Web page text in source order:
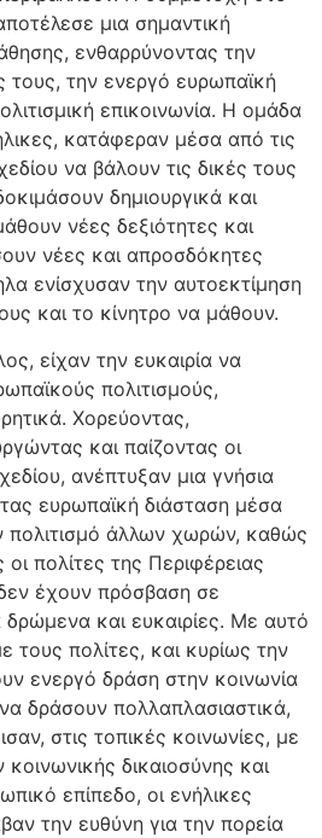
μια σημαντική
ενθαρρύνοντας την
τους, την ενεργό ευρωπαϊκή
επικοινωνία. Η ομάδα
κατάφεραν μέσα από τις
να βάλουν τις δικές τους
δημιουργικά και
νέες δεξιότητες και
νέες και απροσδόκητες
ενίσχυσαν την αυτοεκτίμηση
και το κίνητρο να μάθουν.
είχαν την ευκαιρία να
πολιτισμούς,
Χορεύοντας,
και παίζοντας οι
ανέπτυξαν μια γνήσια
ευρωπαϊκή διάσταση μέσα
πολιτισμό άλλων χωρών, καθώς
πολίτες της Περιφέρειας
έχουν πρόσβαση σε
δρώμενα και ευκαιρίες. Με αυτό
τους πολίτες, και κυρίως την
ενεργό δράση στην κοινωνία
δράσουν πολλαπλασιαστικά,
στις τοπικές κοινωνίες, με
δικαιοσύνης και
επίπεδο, οι ενήλικες
την ευθύνη για την πορεία